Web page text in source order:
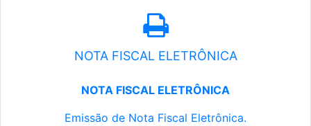
NOTA FISCAL ELETRÔNICA
NOTA FISCAL ELETRÔNICA
Emissão de Nota Fiscal Eletrônica.